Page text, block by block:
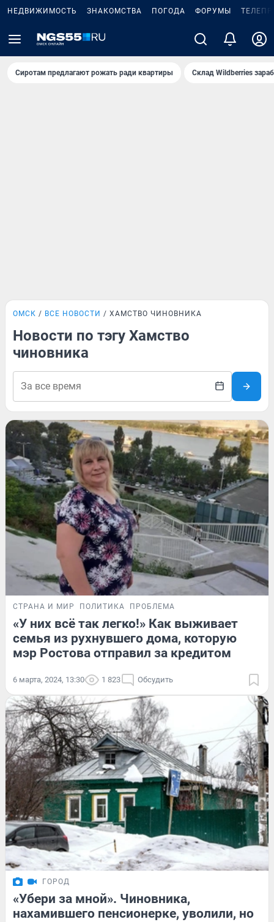
НЕДВИЖИМОСТЬ ЗНАКОМСТВА ПОГОДА ФОРУМЫ
Сиротам предлагают рожать ради квартиры Склад Wildberries
ОМСК ВСЕ НОВОСТИ ХАМСТВО ЧИНОВНИКА
Новости по тэгу Хамство
чиновника
СТРАНА И МИР ПОЛИТИКА ПРОБЛЕМА
«У них всё так легко!» Как выживает
семья из рухнувшего дома, которую
мэр Ростова отправил за кредитом
6 марта, 2024, 13:30 1 823 Обсудить
ГОРОД
«Убери за мной». Чиновника,
нахамившего пенсионерке, уволили, но